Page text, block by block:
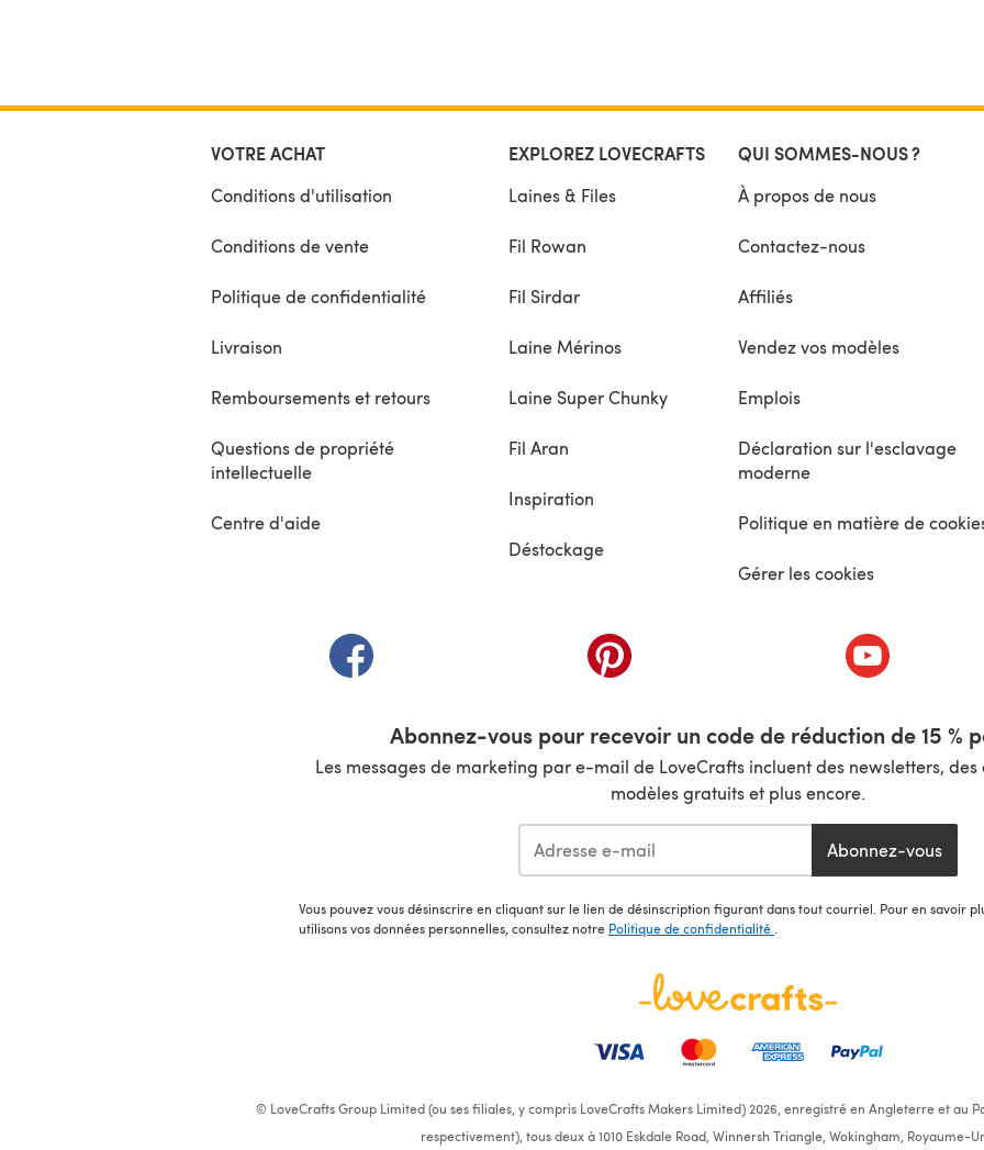
VOTRE ACHAT
Conditions d'utilisation
Conditions de vente
Politique de confidentialité
Livraison
Remboursements et retours
Questions de propriété
intellectuelle
Centre d'aide
EXPLOREZ LOVECRAFTS
Laines & Files
Fil Rowan
Fil Sirdar
Laine Mérinos
Laine Super Chunky
Fil Aran
Inspiration
Déstockage
QUI SOMMES-NOUS ?
À propos de nous
Contactez-nous
Affiliés
Vendez vos modèles
Emplois
Déclaration sur l'esclavage
moderne
Politique en matière de
Gérer les cookies
(s'ouvre dans un nouvel onglet) (s'ouvre dans un nouvel onglet) (s'ouvre dans
Abonnez-vous pour recevoir un code de réduction de 15 %
Les messages de marketing par e-mail de LoveCrafts incluent des newsletters,
modèles gratuits et plus encore.
Abonnez-vous
Vous pouvez vous désinscrire en cliquant sur le lien de désinscription figurant dans tout courriel. Pour en savoir
utilisons vos données personnelles, consultez notre Politique de confidentialité
© LoveCrafts Group Limited (ou ses filiales, y compris LoveCrafts Makers Limited) 2026, enregistré en Angleterre et au
respectivement), tous deux à 1010 Eskdale Road, Winnersh Triangle, Wokingham, Royaume-